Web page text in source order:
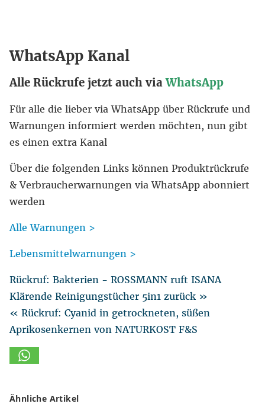
WhatsApp Kanal
Alle Rückrufe jetzt auch viaWhatsApp
Für alle die lieber via WhatsApp über Rückrufe und
Warnungen informiert werden möchten, nun gibt
es einen extra Kanal
Über die folgenden Links können Produktrückrufe
& Verbraucherwarnungen via WhatsApp abonniert
werden
Alle Warnungen >
Lebensmittelwarnungen >
Rückruf: Bakterien - ROSSMANN ruft ISANA
Klärende Reinigungstücher 5in1 zurück »
« Rückruf: Cyanid in getrockneten, süßen
Aprikosenkernen von NATURKOST F&S
Ähnliche Artikel